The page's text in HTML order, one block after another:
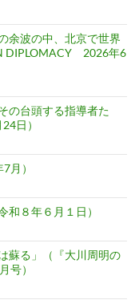
余波の中、北京で世界
DIPLOMACY 2026年6
の台頭する指導者た
日）
月）
和８年６月１日）
蘇る」（『大川周明の
号）